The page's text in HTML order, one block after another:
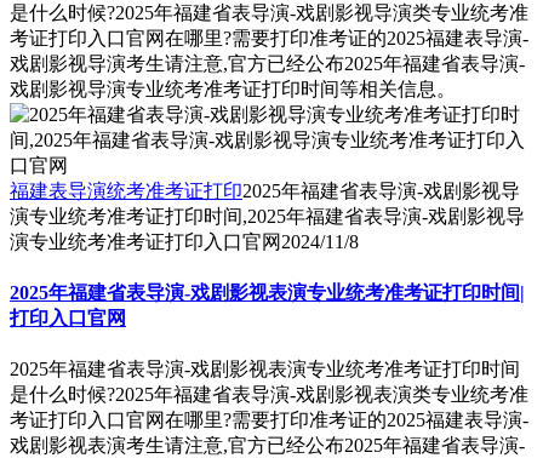
是什么时候?2025年福建省表导演-戏剧影视导演类专业统考准
考证打印入口官网在哪里?需要打印准考证的2025福建表导演-
戏剧影视导演考生请注意,官方已经公布2025年福建省表导演-
戏剧影视导演专业统考准考证打印时间等相关信息。
福建表导演统考准考证打印2025年福建省表导演-戏剧影视导
演专业统考准考证打印时间,2025年福建省表导演-戏剧影视导
演专业统考准考证打印入口官网 2024/11/8
2025年福建省表导演-戏剧影视表演专业统考准考证打印时间|
打印入口官网
2025年福建省表导演-戏剧影视表演专业统考准考证打印时间
是什么时候?2025年福建省表导演-戏剧影视表演类专业统考准
考证打印入口官网在哪里?需要打印准考证的2025福建表导演-
戏剧影视表演考生请注意,官方已经公布2025年福建省表导演-